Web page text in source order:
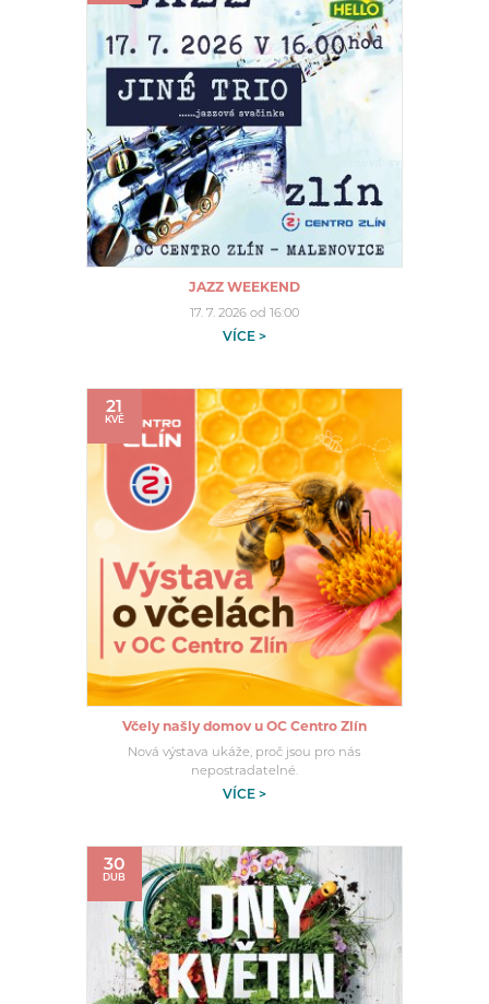
JAZZ WEEKEND
17. 7. 2026 od 16:00
VÍCE >
21
KVĚ
Včely našly domov u OC Centro Zlín
Nová výstava ukáže, proč jsou pro nás
nepostradatelné.
VÍCE >
30
DUB